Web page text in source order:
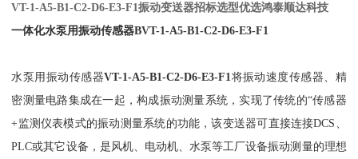
VT-1-A5-B1-C2-D6-E3-F1振动变送器招标选型优选鸿泰顺达科技
一体化水泵用振动传感器BVT-1-A5-B1-C2-D6-E3-F1
水泵用振动传感器VT-1-A5-B1-C2-D6-E3-F1将振动速度传感器、精
密测量电路集成在一起，构成振动测量系统，实现了传统的“传感器
+监测仪表模式的振动测量系统的功能，该变送器可直接连接DCS、
PLC或其它设备，是风机、电动机、水泵等工厂设备振动测量的理想